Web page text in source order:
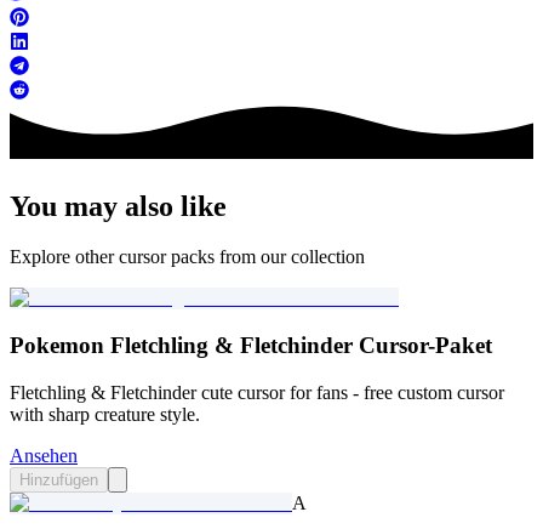
You may also like
Explore other cursor packs from our collection
Pokemon Fletchling & Fletchinder Cursor-Paket
Fletchling & Fletchinder cute cursor for fans - free custom cursor
with sharp creature style.
Ansehen
Hinzufügen
A